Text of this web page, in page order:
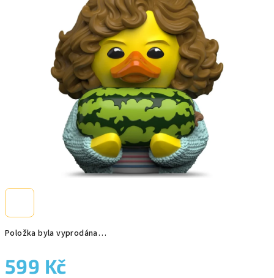
Položka byla vyprodána…
599 Kč
5
hvězdiček.